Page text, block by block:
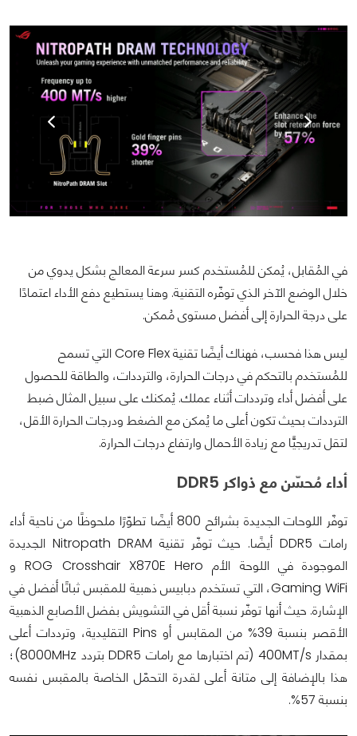
في المُقابل، يُمكن للمُستخدم كسر سرعة المعالج بشكل يدوي من
خلال الوضع الآخر الذي توفّره التقنية. وهنا يستطيع دفع الأداء اعتمادًا
على درجة الحرارة إلى أفضل مستوى مُمكن.
ليس هذا فحسب، فهناك أيضًا تقنية Core Flex التي تسمح
للمُستخدم بالتحكم في درجات الحرارة، والترددات، والطاقة للحصول
على أفضل أداء وترددات أثناء عملك. يُمكنك على سبيل المثال ضبط
الترددات بحيث تكون أعلى ما يُمكن مع الضغط ودرجات الحرارة الأقل،
لتقل تدريجيًّا مع زيادة الأحمال وارتفاع درجات الحرارة.
أداء مُحسّن مع ذواكر DDR5
توفّر اللوحات الجديدة بشرائح 800 أيضًا تطوّرًا ملحوظًا من ناحية أداء
رامات DDR5 أيضًا. حيث توفّر تقنية Nitropath DRAM الجديدة
الموجودة في اللوحة الأم ROG Crosshair X870E Hero و
Gaming WiFi، التي تستخدم دبابيس ذهبية للمقبس ثباتًا أفضل في
الإشارة. حيث أنها توفّر نسبة أقل في التشويش بفضل الأصابع الذهبية
الأقصر بنسبة 39% من المقابس أو Pins التقليدية، وترددات أعلى
بمقدار 400MT/s (تم اختبارها مع رامات DDR5 بتردد 8000MHz)؛
هذا بالإضافة إلى متانة أعلى لقدرة التحمّل الخاصة بالمقبس نفسه
بنسبة 57%.